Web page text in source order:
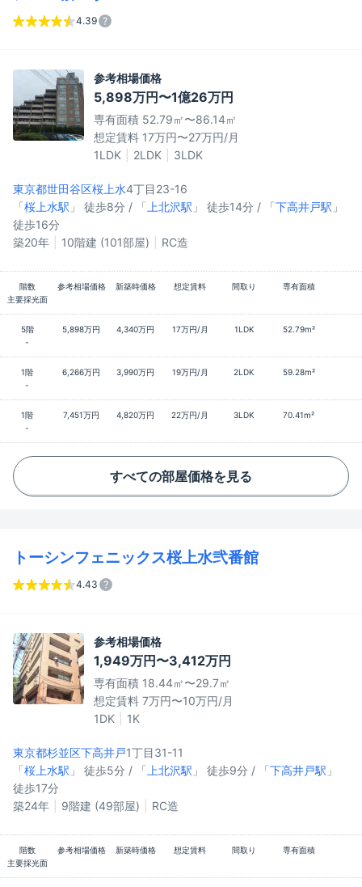
4.39
参考相場価格
5,898万円〜1億26万円
専有面積 52.79㎡〜86.14㎡
想定賃料 17万円〜27万円/月
1LDK
2LDK 3LDK
東京都世田谷区桜上水4丁目23-16
「桜上水駅 」 徒歩8分 / 「 上北沢駅 」 徒歩14分 / 「下高井戸駅 」
徒歩16分
築20年
10階建 (101部屋) RC造
階数 参考相場価格 新築時価格 想定賃料 間取り
専有面積
主要採光面
5階 5,898万円 4,340万円 17万円/月 1LDK
52.79m²
-
1階 6,266万円 3,990万円 19万円/月 2LDK
59.28m²
-
1階 7,451万円 4,820万円 22万円/月 3LDK
70.41m²
-
すべての部屋価格を見る
トーシンフェニックス桜上水弐番館
4.43
参考相場価格
1,949万円〜3,412万円
専有面積 18.44㎡〜29.7㎡
想定賃料 7万円〜10万円/月
1DK
1K
東京都杉並区下高井戸1丁目31-11
「桜上水駅 」 徒歩5分 / 「 上北沢駅 」 徒歩9分 / 「下高井戸駅 」
徒歩17分
築24年
9階建 (49部屋) RC造
階数 参考相場価格 新築時価格 想定賃料 間取り
専有面積
主要採光面